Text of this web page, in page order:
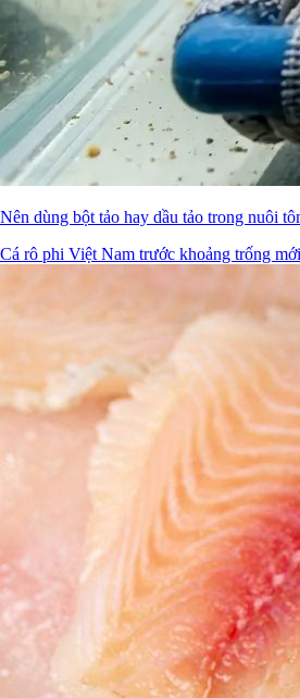
Nên dùng bột tảo hay dầu tảo trong nuôi
Cá rô phi Việt Nam trước khoảng trống